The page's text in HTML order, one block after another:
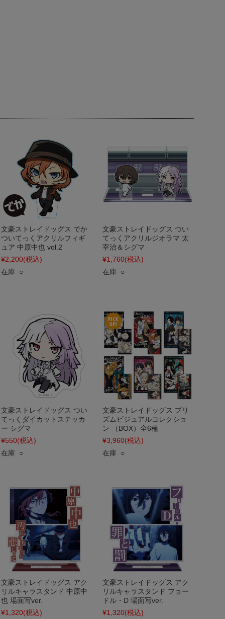
文豪ストレイドッグス でか
ついてっくアクリルフィギ
ュア 中原中也 vol.2
¥2,200(税込)
在庫 ○
文豪ストレイドッグス つい
てっくアクリルジオラマ 太
宰治＆シグマ
¥1,760(税込)
在庫 ○
文豪ストレイドッグス つい
てっくダイカットステッカ
ー シグマ
¥550(税込)
在庫 ○
文豪ストレイドッグス プリ
ズムビジュアルコレクショ
ン （BOX）全6種
¥3,960(税込)
在庫 ○
文豪ストレイドッグス アク
リルキャラスタンド 中原中
也 場面写ver.
¥1,320(税込)
文豪ストレイドッグス アク
リルキャラスタンド フョー
ドル・D 場面写ver.
¥1,320(税込)